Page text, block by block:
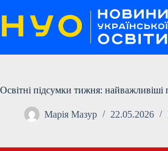
до
вмісту
Освітні підсумки тижня: найважливіші
Марія Мазур 22.05.2026